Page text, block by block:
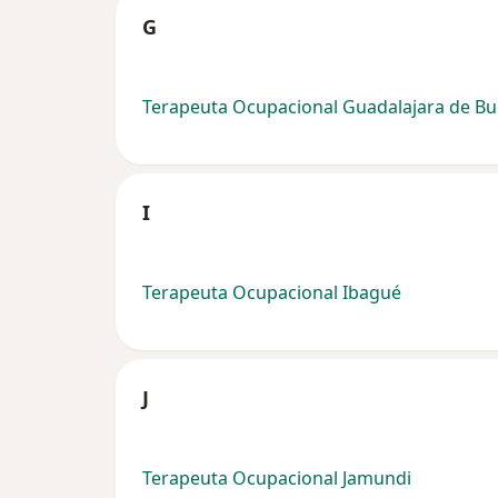
G
Terapeuta Ocupacional Guadalajara de
I
Terapeuta Ocupacional Ibagué
J
Terapeuta Ocupacional Jamundi